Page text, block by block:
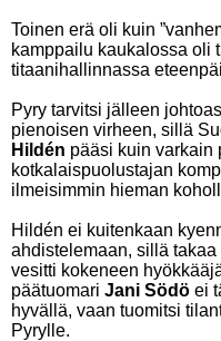
Toinen erä oli kuin
kamppailu kaukalossa oli
titaanihallinnassa
Pyry tarvitsi jälleen
pienoisen virheen, sillä
Hildén pääsi kuin varkain
kotkalaispuolustajan
ilmeisimmin hieman
Hildén ei kuitenkaan
ahdistelemaan, sillä
vesitti kokeneen
päätuomari Jani Södö ei
hyvällä, vaan tuomitsi
Pyrylle.